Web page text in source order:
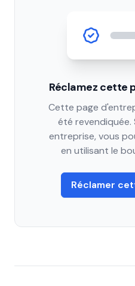
Réclamez cette
Cette page
été revendiquée.
entreprise, vous
en utilisant le
Réclamer